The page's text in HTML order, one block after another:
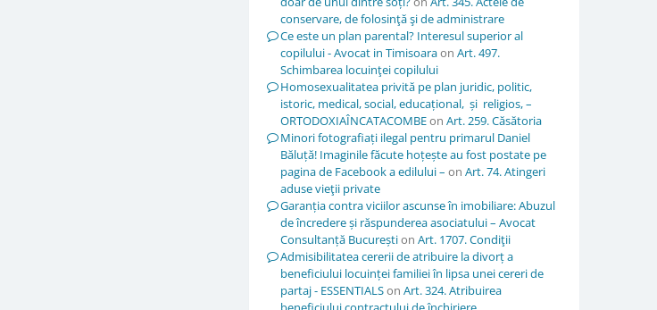
conservare, de folosinţă şi de administrare
Ce este un plan parental? Interesul superior al
copilului - Avocat in Timisoaraon Art. 497.
Schimbarea locuinţei copilului
Homosexualitatea privită pe plan juridic, politic,
istoric, medical, social, educațional, și religios, –
ORTODOXIAÎNCATACOMBEon Art. 259. Căsătoria
Minori fotografiați ilegal pentru primarul Daniel
Băluță! Imaginile făcute hoțește au fost postate pe
pagina de Facebook a edilului – on Art. 74. Atingeri
aduse vieţii private
Garanția contra viciilor ascunse în imobiliare: Abuzul
de încredere și răspunderea asociatului – Avocat
Consultanță Bucureștion Art. 1707. Condiţii
Admisibilitatea cererii de atribuire la divorț a
beneficiului locuinței familiei în lipsa unei cereri de
partaj - ESSENTIALSon Art. 324. Atribuirea